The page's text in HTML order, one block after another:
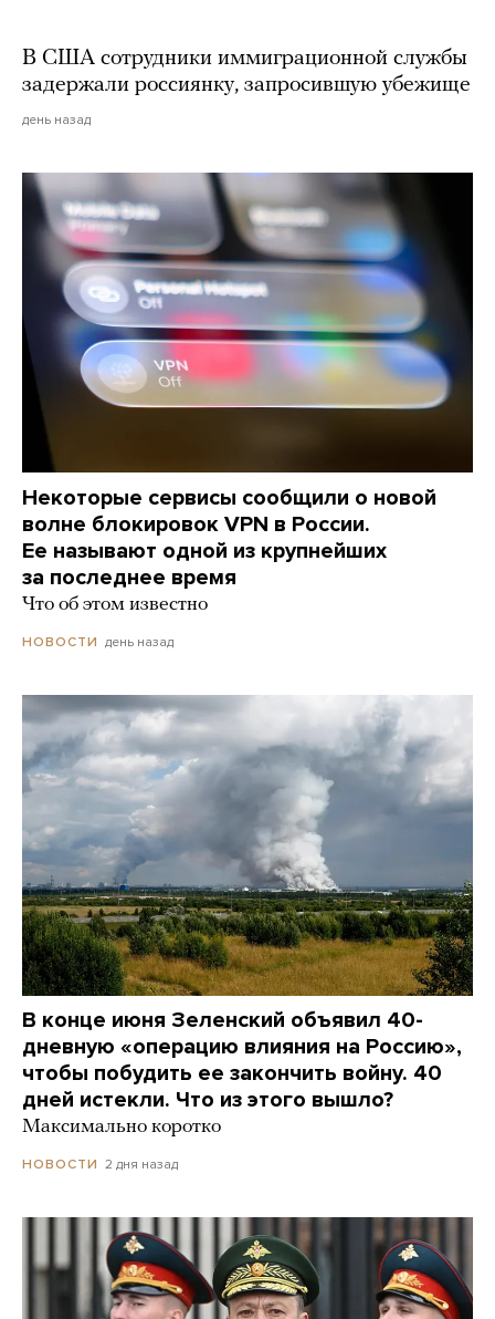
В США сотрудники иммиграционной службы
задержали россиянку, запросившую убежище
день назад
Некоторые сервисы сообщили о новой
волне блокировок VPN в России.
Ее называют одной из крупнейших
за последнее время
Что об этом известно
НОВОСТИ день назад
В конце июня Зеленский объявил 40-
дневную «операцию влияния на Россию»,
чтобы побудить ее закончить войну. 40
дней истекли. Что из этого вышло?
Максимально коротко
НОВОСТИ 2 дня назад